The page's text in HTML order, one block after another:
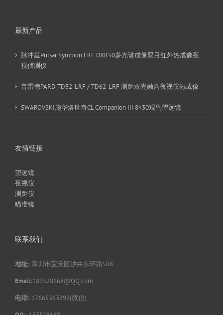
最新产品
脉冲星Pulsar Symbion LRF DXR50多光谱成像双目红外热成像夜
视侦测仪
普雷德PARD TD32-LRF / TD62-LRF 测距双光融合夜视仪热成像
SWAROVSKI施华洛世奇CL Companion III 8×30观鸟望远镜
友情链接
望远镜
夜视仪
测距仪
瞄准镜
联系我们
地址: 深圳市宝安区沙井东环路508
Email:183528668@QQ.com
电话: 17665363392(微信)